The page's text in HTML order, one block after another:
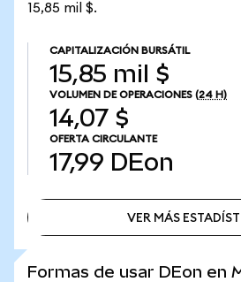
15,85 mil $.
CAPITALIZACIÓN BURSÁTIL
15,85 mil $
VOLUMEN DE OPERACIONES (24 H)
14,07 $
OFERTA CIRCULANTE
17,99 DEon
VER MÁS
Formas de usar DEon en